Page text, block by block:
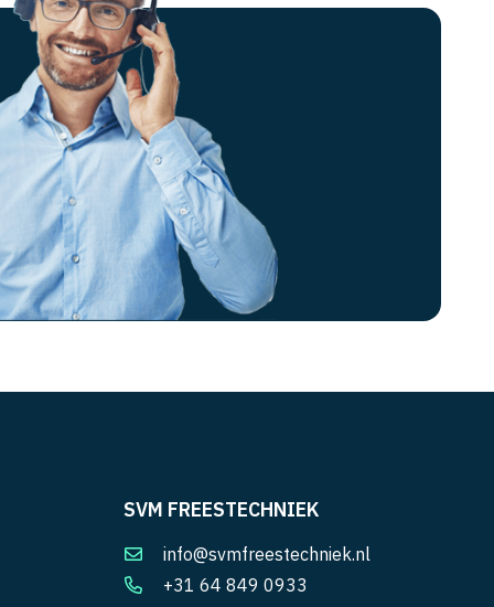
SVM FREESTECHNIEK
info@svmfreestechniek.nl
+31 64 849 0933